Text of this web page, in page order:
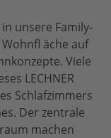
unsere Family-
äche auf
Viele
LECHNER
Schlafzimmers
Der zentrale
machen